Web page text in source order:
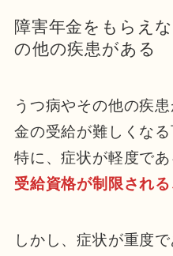
障害年金をもらえ
の他の疾患がある
うつ病やその他の疾
金の受給が難しくなる
特に、症状が軽度であ
受給資格が制限され
しかし、症状が重度